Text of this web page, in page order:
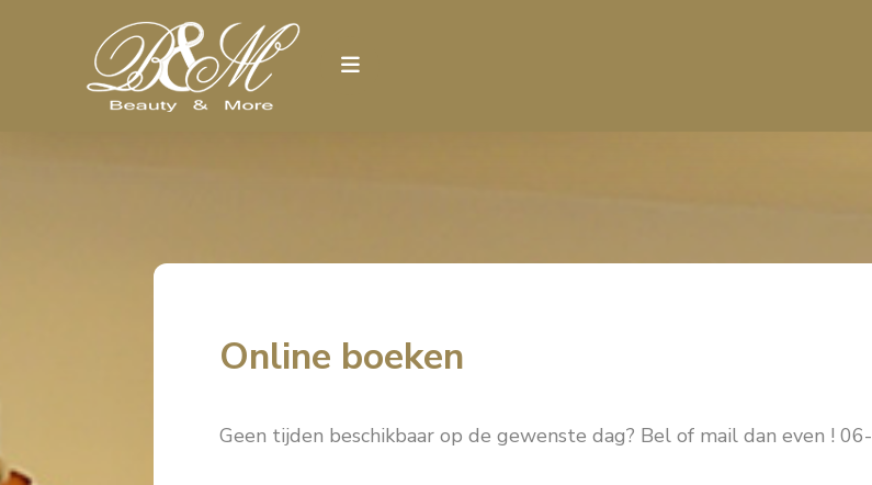
Online boeken
Geen tijden beschikbaar op de gewenste dag? Bel of mail dan even !